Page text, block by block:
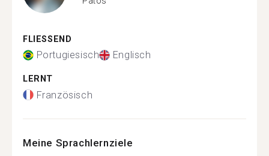
FLIESSEND
Portugiesisch Englisch
LERNT
Französisch
Meine Sprachlernziele